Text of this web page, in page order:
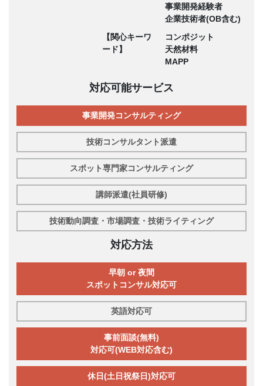
事業開発経験者
企業技術者(OB含む)
【関心キーワ
ード】
コンポジット
天然材料
MAPP
対応可能サービス
事業開発コンサルティング
技術コンサルタント派遣
スポット専門家コンサルティング
講師派遣(社員研修)
技術動向調査・市場調査・技術ライティング
対応方法
早朝 or 夜間
スポットコンサル対応可
英語対応可
事前面談(無料)
対応可(WEB対応含む)
休日(土日祝祭日)対応可